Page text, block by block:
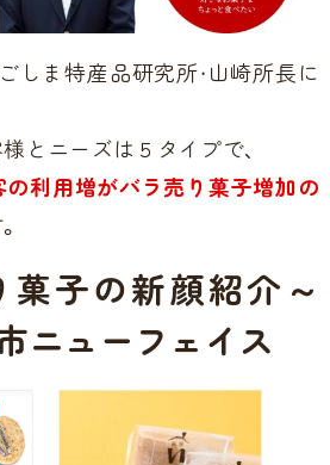
しま特産品研究所・山崎所長に
とニーズは５タイプで、
利用増がバラ売り菓子増加の
菓子の新顔紹介～
ニューフェイス